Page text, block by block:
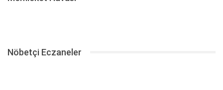
Nöbetçi Eczaneler